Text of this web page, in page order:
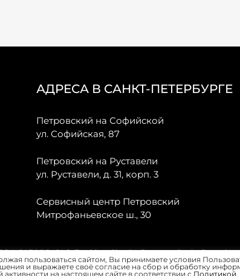
АДРЕСА В САНКТ-ПЕТЕРБУРГЕ
Петровский на Софийской
ул. Софийская, 87
Петровский на Руставели
ул. Руставели, д. 31, корп. 3
Сервисный центр Петровский
Митрофаньевское ш., 30
JAECOO, GAC, Forthing, Citroёn, Peugeot, Opel и Renault
пользоваться сайтом, Вы принимаете условия
и выражаете своё согласие на сбор и обработку
активности на настоящем сайте в соответствии с Политикой